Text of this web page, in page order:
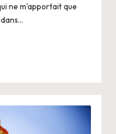
ne m'apportait que